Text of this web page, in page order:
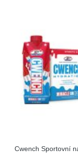
Cwench Sportovní